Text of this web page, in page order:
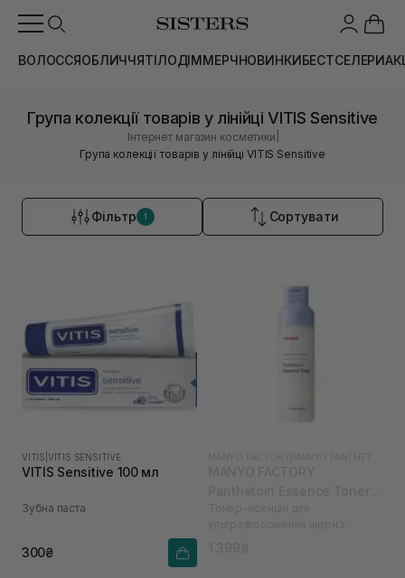
ВОЛОССЯОБЛИЧЧЯТІЛОДІММЕРЧНОВИНКИБЕСТСЕЛЕРИ
Група колекції товарів у лінійці VITIS Sensitive
Інтернет магазин косметики
Група колекції товарів у лінійці VITIS Sensitive
Фільтр 1 Сортувати
VITIS VITIS SENSITIVE
VITIS Sensitive 100 мл
Зубна паста
300₴